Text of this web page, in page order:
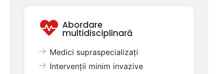
Abordare
multidisciplinară
Medici supraspecializați
Intervenții minim invazive